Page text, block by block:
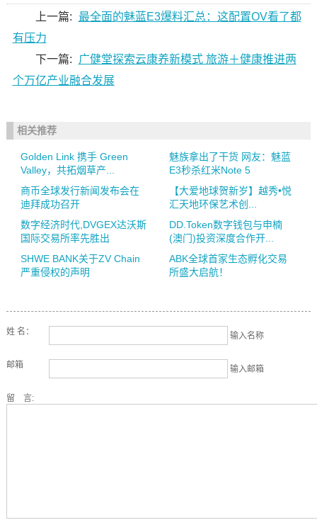
上一篇: 最全面的魅蓝E3爆料汇总：这配置OV看了都
有压力
下一篇:
广健堂探索云康养新模式 旅游＋健康推进两
个万亿产业融合发展
相关推荐
Golden Link 携手 Green
Valley，共拓烟草产...
魅族拿出了干货 网友：魅蓝
E3秒杀红米Note 5
商币全球发行新闻发布会在
迪拜成功召开
【大爱地球贺新岁】越秀•悦
汇天地环保艺术创...
数字经济时代,DVGEX达沃斯
国际交易所率先胜出
DD.Token数字钱包与申楠
(澳门)投资深度合作开...
SHWE BANK关于ZV Chain
严重侵权的声明
ABK全球首家生态孵化交易
所盛大启航！
姓 名： 输入名称
邮箱 输入邮箱
留 言: